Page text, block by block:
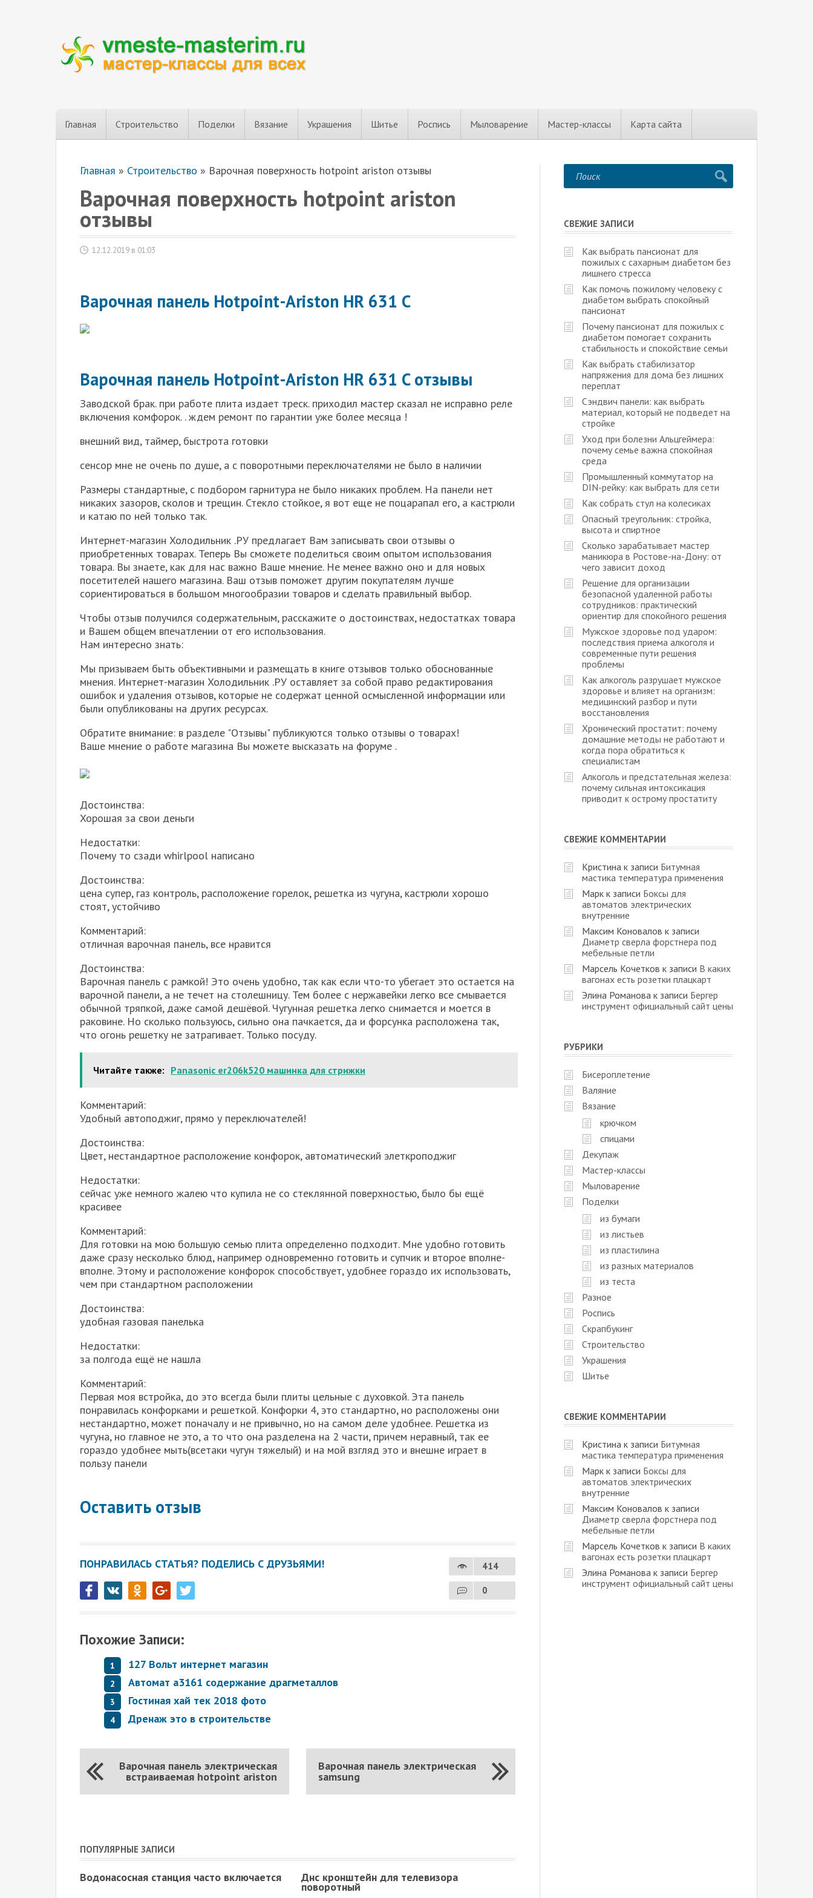
Главная Строительство Поделки Вязание Украшения Шитье Роспись Мыловарение Мастер-классы Карта сайта
Главная » Строительство » Варочная поверхность hotpoint ariston отзывы
Варочная поверхность hotpoint ariston
отзывы
12.12.2019 в 01:03
Варочная панель Hotpoint-Ariston HR 631 C
Варочная панель Hotpoint-Ariston HR 631 C отзывы
Заводской брак. при работе плита издает треск. приходил мастер сказал не исправно реле
включения комфорок. . ждем ремонт по гарантии уже более месяца !
внешний вид, таймер, быстрота готовки
сенсор мне не очень по душе, а с поворотными переключателями не было в наличии
Размеры стандартные, с подбором гарнитура не было никаких проблем. На панели нет
никаких зазоров, сколов и трещин. Стекло стойкое, я вот еще не поцарапал его, а кастрюли
и катаю по ней только так.
Интернет-магазин Холодильник .РУ предлагает Вам записывать свои отзывы о
приобретенных товарах. Теперь Вы сможете поделиться своим опытом использования
товара. Вы знаете, как для нас важно Ваше мнение. Не менее важно оно и для новых
посетителей нашего магазина. Ваш отзыв поможет другим покупателям лучше
сориентироваться в большом многообразии товаров и сделать правильный выбор.
Чтобы отзыв получился содержательным, расскажите о достоинствах, недостатках товара
и Вашем общем впечатлении от его использования.
Нам интересно знать:
Мы призываем быть объективными и размещать в книге отзывов только обоснованные
мнения. Интернет-магазин Холодильник .РУ оставляет за собой право редактирования
ошибок и удаления отзывов, которые не содержат ценной осмысленной информации или
были опубликованы на других ресурсах.
Обратите внимание: в разделе "Отзывы" публикуются только отзывы о товарах!
Ваше мнение о работе магазина Вы можете высказать на форуме .
Достоинства:
Хорошая за свои деньги
Недостатки:
Почему то сзади whirlpool написано
Достоинства:
цена супер, газ контроль, расположение горелок, решетка из чугуна, кастрюли хорошо
стоят, устойчиво
Комментарий:
отличная варочная панель, все нравится
Достоинства:
Варочная панель с рамкой! Это очень удобно, так как если что-то убегает это остается на
варочной панели, а не течет на столешницу. Тем более с нержавейки легко все смывается
обычной тряпкой, даже самой дешёвой. Чугунная решетка легко снимается и моется в
раковине. Но сколько пользуюсь, сильно она пачкается, да и форсунка расположена так,
что огонь решетку не затрагивает. Только посуду.
Читайте также: Panasonic er206k520 машинка для стрижки
Комментарий:
Удобный автоподжиг, прямо у переключателей!
Достоинства:
Цвет, нестандартное расположение конфорок, автоматический элеткроподжиг
Недостатки:
сейчас уже немного жалею что купила не со стеклянной поверхностью, было бы ещё
красивее
Комментарий:
Для готовки на мою большую семью плита определенно подходит. Мне удобно готовить
даже сразу несколько блюд, например одновременно готовить и супчик и второе вполне-
вполне. Этому и расположение конфорок способствует, удобнее гораздо их использовать,
чем при стандартном расположении
Достоинства:
удобная газовая панелька
Недостатки:
за полгода ещё не нашла
Комментарий:
Первая моя встройка, до это всегда были плиты цельные с духовкой. Эта панель
понравилась конфорками и решеткой. Конфорки 4, это стандартно, но расположены они
нестандартно, может поначалу и не привычно, но на самом деле удобнее. Решетка из
чугуна, но главное не это, а то что она разделена на 2 части, причем неравный, так ее
гораздо удобнее мыть(всетаки чугун тяжелый) и на мой взгляд это и внешне играет в
пользу панели
Оставить отзыв
ПОНРАВИЛАСЬ СТАТЬЯ? ПОДЕЛИСЬ С ДРУЗЬЯМИ! 414
0
Похожие Записи:
127 Вольт интернет магазин
Автомат а3161 содержание драгметаллов
Гостиная хай тек 2018 фото
Дренаж это в строительстве
Варочная панель электрическая
samsung
Варочная панель электрическая
встраиваемая hotpoint ariston
ПОПУЛЯРНЫЕ ЗАПИСИ
Водонасосная станция часто включается Днс кронштейн для телевизора
поворотный
СВЕЖИЕ ЗАПИСИ
Как выбрать пансионат для
пожилых с сахарным диабетом без
лишнего стресса
Как помочь пожилому человеку с
диабетом выбрать спокойный
пансионат
Почему пансионат для пожилых с
диабетом помогает сохранить
стабильность и спокойствие семьи
Как выбрать стабилизатор
напряжения для дома без лишних
переплат
Сэндвич панели: как выбрать
материал, который не подведет на
стройке
Уход при болезни Альцгеймера:
почему семье важна спокойная
среда
Промышленный коммутатор на
DIN-рейку: как выбрать для сети
Как собрать стул на колесиках
Опасный треугольник: стройка,
высота и спиртное
Сколько зарабатывает мастер
маникюра в Ростове-на-Дону: от
чего зависит доход
Решение для организации
безопасной удаленной работы
сотрудников: практический
ориентир для спокойного решения
Мужское здоровье под ударом:
последствия приема алкоголя и
современные пути решения
проблемы
Как алкоголь разрушает мужское
здоровье и влияет на организм:
медицинский разбор и пути
восстановления
Хронический простатит: почему
домашние методы не работают и
когда пора обратиться к
специалистам
Алкоголь и предстательная железа:
почему сильная интоксикация
приводит к острому простатиту
СВЕЖИЕ КОММЕНТАРИИ
Кристина к записи Битумная
мастика температура применения
Марк к записи Боксы для
автоматов электрических
внутренние
Максим Коновалов к записи
Диаметр сверла форстнера под
мебельные петли
Марсель Кочетков к записи В каких
вагонах есть розетки плацкарт
Элина Романова к записи Бергер
инструмент официальный сайт цены
РУБРИКИ
Бисероплетение
Валяние
Вязание
крючком
спицами
Декупаж
Мастер-классы
Мыловарение
Поделки
из бумаги
из листьев
из пластилина
из разных материалов
из теста
Разное
Роспись
Скрапбукинг
Строительство
Украшения
Шитье
СВЕЖИЕ КОММЕНТАРИИ
Кристина к записи Битумная
мастика температура применения
Марк к записи Боксы для
автоматов электрических
внутренние
Максим Коновалов к записи
Диаметр сверла форстнера под
мебельные петли
Марсель Кочетков к записи В каких
вагонах есть розетки плацкарт
Элина Романова к записи Бергер
инструмент официальный сайт цены